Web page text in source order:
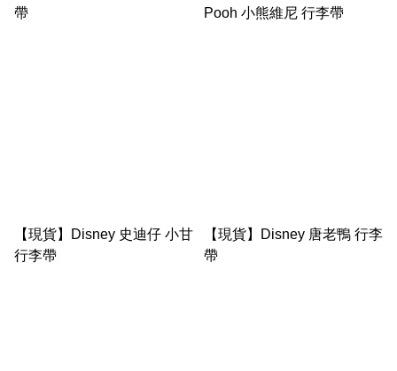
帶
Pooh 小熊維尼 行李帶
【現貨】Disney 史迪仔 小甘
行李帶
【現貨】Disney 唐老鴨 行李
帶